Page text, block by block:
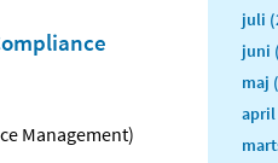
Management)
juli
juni
maj
april